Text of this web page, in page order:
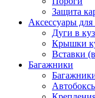
Защита
Аксессуары
Дуги в
Крышки
Вставки
Багажники